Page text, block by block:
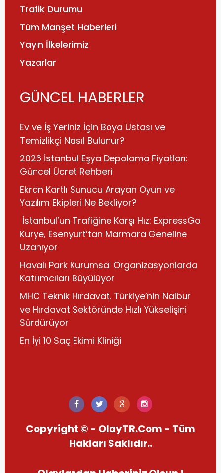
Trafik Durumu
Tüm Manşet Haberleri
Yayın İlkelerimiz
Yazarlar
GÜNCEL HABERLER
Ev ve İş Yeriniz İçin Boya Ustası ve
Temizlikçi Nasıl Bulunur?
2026 İstanbul Eşya Depolama Fiyatları:
Güncel Ücret Rehberi
Ekran Kartlı Sunucu Arayan Oyun ve
Yazılım Ekipleri Ne Bekliyor?
İstanbul’un Trafiğine Karşı Hız: ExpressGo
Kurye, Esenyurt’tan Marmara Geneline
Uzanıyor
Havalı Park Kurumsal Organizasyonlarda
Katılımcıları Büyülüyor
MHC Teknik Hırdavat, Türkiye’nin Nalbur
ve Hırdavat Sektöründe Hızlı Yükselişini
Sürdürüyor
En İyi 10 Saç Ekimi Kliniği
Copyright © - OlayTR.Com - Tüm
Hakları Saklıdır..